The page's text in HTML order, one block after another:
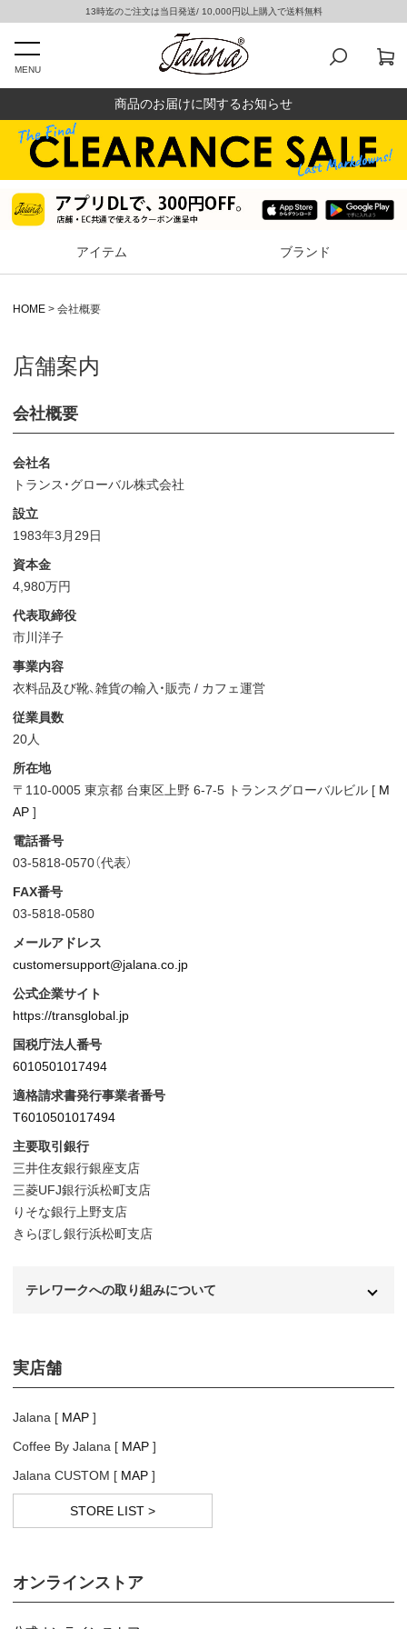
13時迄のご注文は当日発送/ 10,000円以上購入で送料無料
MENU
商品のお届けに関するお知らせ
アイテム ブランド
HOME 会社概要
店舗案内
会社概要
会社名
トランス・グローバル株式会社
設立
1983年3月29日
資本金
4,980万円
代表取締役
市川洋子
事業内容
衣料品及び靴、雑貨の輸入・販売 / カフェ運営
従業員数
20人
所在地
〒110-0005 東京都 台東区上野 6-7-5 トランスグローバルビル [ M
AP ]
電話番号
03-5818-0570（代表）
FAX番号
03-5818-0580
メールアドレス
customersupport@jalana.co.jp
公式企業サイト
https://transglobal.jp
国税庁法人番号
6010501017494
適格請求書発行事業者番号
T6010501017494
主要取引銀行
三井住友銀行銀座支店
三菱UFJ銀行浜松町支店
りそな銀行上野支店
きらぼし銀行浜松町支店
テレワークへの取り組みについて
・従業員満足度の向上
柔軟な働き方を可能にし、ワークライフバランスを改善する
・生産性向上
通勤時間の有効活用や、集中しやすい環境での作業により、業
自然災害やパンデミック等の緊急事態に速やかに対応できる
実店舗
Jalana [ MAP ]
Coffee By Jalana [ MAP ]
Jalana CUSTOM [ MAP ]
STORE LIST >
オンラインストア